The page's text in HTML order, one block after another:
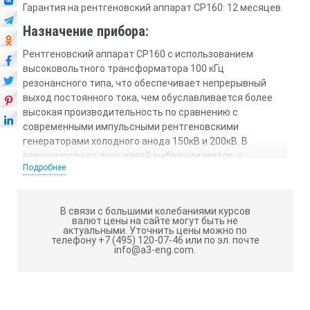
Гарантия на рентгеновский аппарат CP160: 12 месяцев.
Назначение прибора:
Рентгеновский аппарат CP160 с использованием
высоковольтного трансформатора 100 кГц
резонансного типа, что обеспечивает непрерывный
выход постоянного тока, чем обуславливается более
высокая производительность по сравнению с
современными импульсными рентгеновскими
генераторами холодного анода 150кВ и 200кВ. В
зависимости от того, какой выбран детектор, с
помощью аппаратов СР можно получить изображение
работать без охлаждения в течение нескольких минут,
что является неоспоримым преимуществом по
сравнению с импульсными рентгеновскими
генераторами холодного анода.
Подробнее
В связи с большими колебаниями курсов
валют цены на сайте могут быть не
актуальными. Уточнить цены можно по
телефону +7 (495) 120-07-46 или по эл. почте
info@a3-eng.com.